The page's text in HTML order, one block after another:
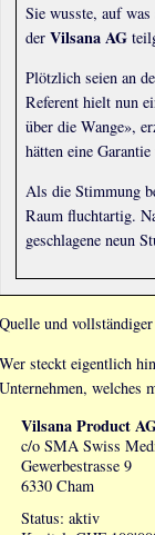
Sie wusste, auf
derVilsana AG
Plötzlich seien an
Referent hielt nun
über die Wange»,
hätten eine
Als die Stimmung
Raum fluchtartig.
geschlagene neun
Quelle und
Wer steckt eigentlich
Unternehmen, welches
Vilsana Product
c/o SMA Swiss
Gewerbestrasse 9
6330 Cham
Status: aktiv